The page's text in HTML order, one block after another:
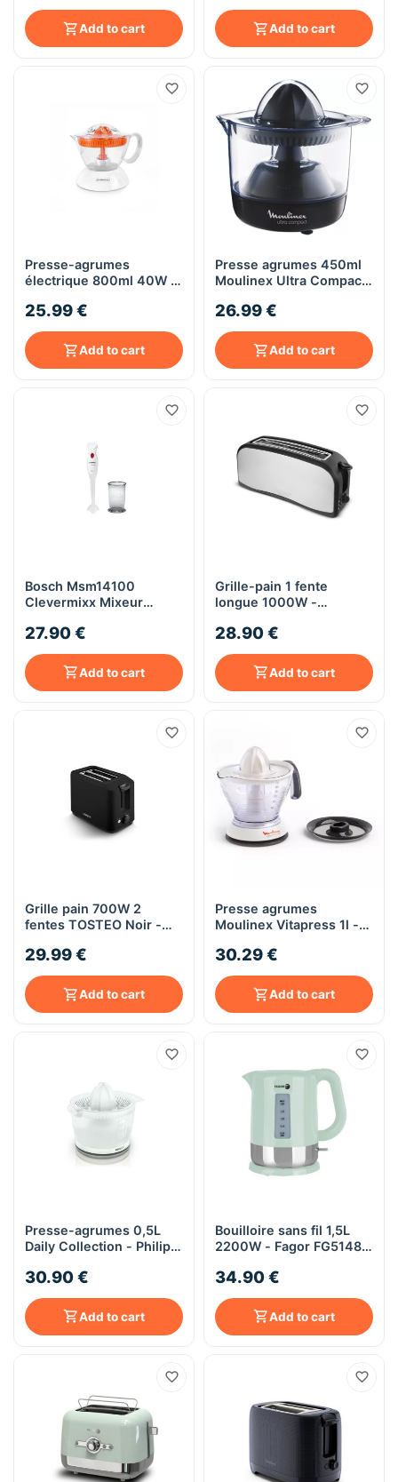
Add to cart Add to cart
Presse-agrumes
électrique 800ml 40W -
25.99 €
Add to cart
Presse agrumes 450ml
Moulinex Ultra Compact
26.99 €
Add to cart
Bosch Msm14100
Clevermixx Mixeur
27.90 €
Add to cart
Grille-pain 1 fente
longue 1000W -
inox
28.90 €
Add to cart
Grille pain 700W 2
fentes TOSTEO Noir -
29.99 €
Add to cart
Presse agrumes
Moulinex Vitapress 1l -
30.29 €
Add to cart
Presse-agrumes 0,5L
Daily Collection - Philips
30.90 €
Add to cart
Bouilloire sans fil 1,5L
2200W - Fagor FG5148 -
34.90 €
Add to cart